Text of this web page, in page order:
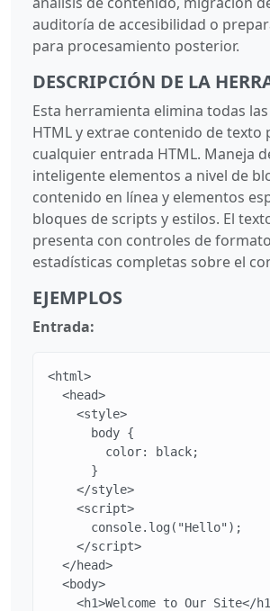
auditoría de accesibilidad o
para procesamiento posterior.
DESCRIPCIÓN DE LA
Esta herramienta elimina todas
HTML y extrae contenido de texto
cualquier entrada HTML. Maneja
inteligente elementos a nivel de
contenido en línea y elementos
bloques de scripts y estilos. El
presenta con controles de
estadísticas completas sobre el
EJEMPLOS
Entrada:
<html>
  <head>
    <style>
      body {
        color: black;
      }
    </style>
    <script>
      console.log("Hello");
    </script>
  </head>
  <body>
<h1>Welcome to Our Site</